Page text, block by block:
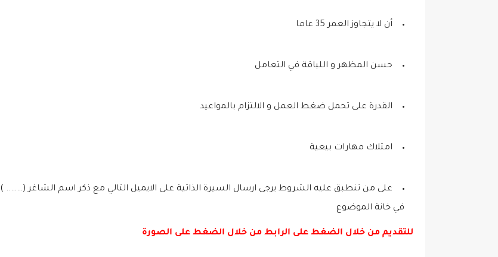
أن لا يتجاوز العمر 35 عاما
حسن المظهر و اللباقة في التعامل
القدرة على تحمل ضغط العمل و الالتزام بالمواعيد
امتلاك مهارات بيعية
‎على من تنطبق عليه الشروط يرجى ارسال السيرة الذاتية على الايميل التالي مع ذكر اسم الشاغر (…….. )
في خانة الموضوع
للتقديم من خلال الضغط على الرابط من خلال الضغط على الصورة